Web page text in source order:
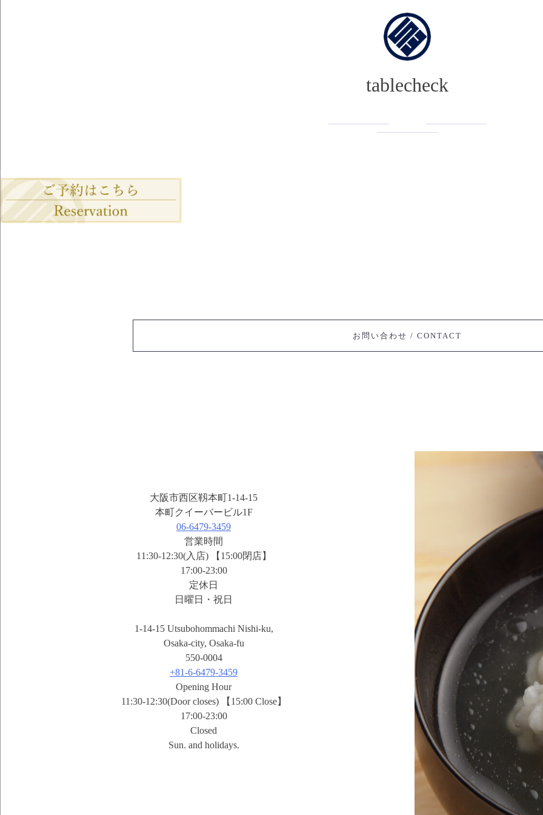
靱本町がく
tablecheck
お問い合わせ / CONTACT
大阪市西区靱本町1-14-15
本町クイーバービル1F
06-6479-3459
営業時間
11:30-12:30(入店) 【15:00閉店】
17:00-23:00
定休日
日曜日・祝日
1-14-15 Utsubohommachi Nishi-ku,
Osaka-city, Osaka-fu
550-0004
+81-6-6479-3459
Opening Hour
11:30-12:30(Door closes) 【15:00 Close】
17:00-23:00
Closed
Sun. and holidays.